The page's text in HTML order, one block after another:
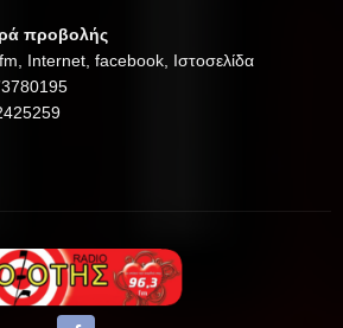
προβολής
Internet, facebook, Ιστοσελίδα